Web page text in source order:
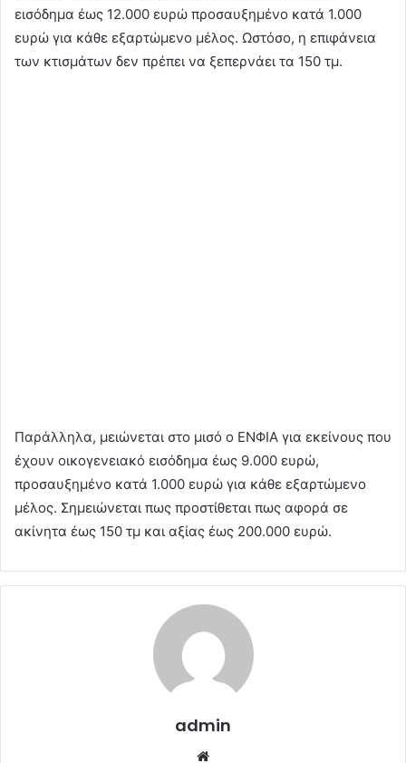
εισόδημα έως 12.000 ευρώ προσαυξημένο κατά 1.000
ευρώ για κάθε εξαρτώμενο μέλος. Ωστόσο, η επιφάνεια
των κτισμάτων δεν πρέπει να ξεπερνάει τα 150 τμ.
Παράλληλα, μειώνεται στο μισό ο ΕΝΦΙΑ για εκείνους που
έχουν οικογενειακό εισόδημα έως 9.000 ευρώ,
προσαυξημένο κατά 1.000 ευρώ για κάθε εξαρτώμενο
μέλος. Σημειώνεται πως προστίθεται πως αφορά σε
ακίνητα έως 150 τμ και αξίας έως 200.000 ευρώ.
admin